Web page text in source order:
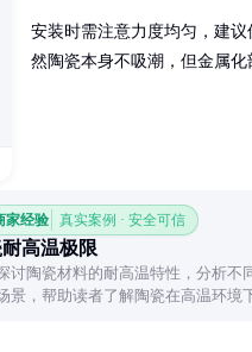
安装时需注意力度均匀，建
然陶瓷本身不吸潮，但金属化
家经验 真实案例 · 安全可信
高温极限
讨陶瓷材料的耐高温特性，分析不
景，帮助读者了解陶瓷在高温环境